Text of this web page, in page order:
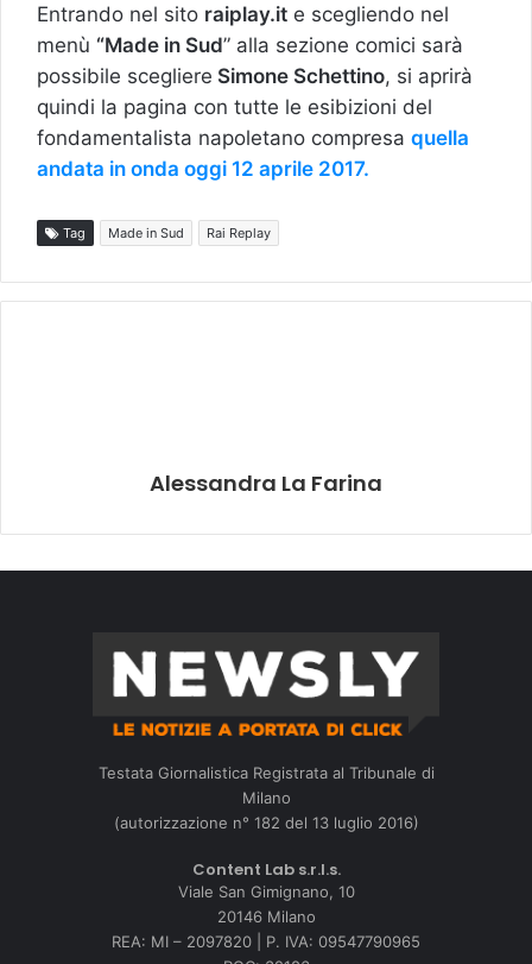
Entrando nel sito raiplay.it e scegliendo nel
menù “Made in Sud” alla sezione comici sarà
possibile scegliere Simone Schettino, si aprirà
quindi la pagina con tutte le esibizioni del
fondamentalista napoletano compresa quella
andata in onda oggi 12 aprile 2017.
Tag Made in Sud Rai Replay
Alessandra La Farina
Testata Giornalistica Registrata al Tribunale di
Milano
(autorizzazione n° 182 del 13 luglio 2016)
Content Lab s.r.l.s.
Viale San Gimignano, 10
20146 Milano
REA: MI – 2097820 | P. IVA: 09547790965